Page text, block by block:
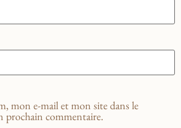
mon e-mail et mon site dans le
prochain commentaire.